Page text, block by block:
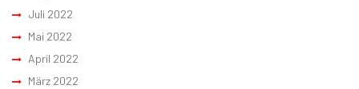
Juli 2022
Mai 2022
April 2022
März 2022